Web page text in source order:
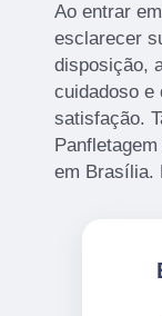
Ao entrar
esclarecer
disposição,
cuidadoso e
satisfação.
em Brasília.